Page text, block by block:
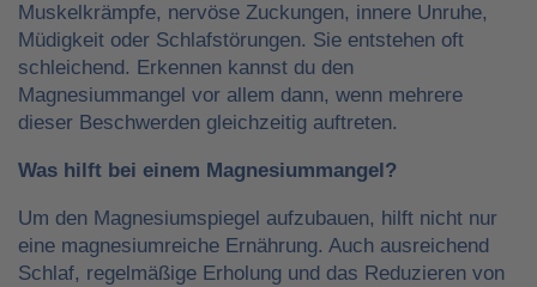
Muskelkrämpfe, nervöse Zuckungen, innere Unruhe,
Müdigkeit oder Schlafstörungen. Sie entstehen oft
schleichend. Erkennen kannst du den
Magnesiummangel vor allem dann, wenn mehrere
dieser Beschwerden gleichzeitig auftreten.
Was hilft bei einem Magnesiummangel?
Um den Magnesiumspiegel aufzubauen, hilft nicht nur
eine magnesiumreiche Ernährung. Auch ausreichend
Schlaf, regelmäßige Erholung und das Reduzieren von